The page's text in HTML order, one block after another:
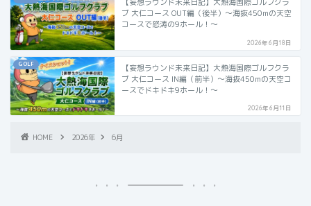
ブ 大仁コース OUT編（後半）〜海抜450mの天空
コースで怒涛の9ホール！〜
2026年6月18日
GOLF
【妄想ラウンド未来日記】大熱海国際ゴルフクラ
ブ 大仁コース IN編（前半）〜海抜450mの天空コ
ースでドキドキ9ホール！〜
2026年6月11日
HOME 2026年 6月